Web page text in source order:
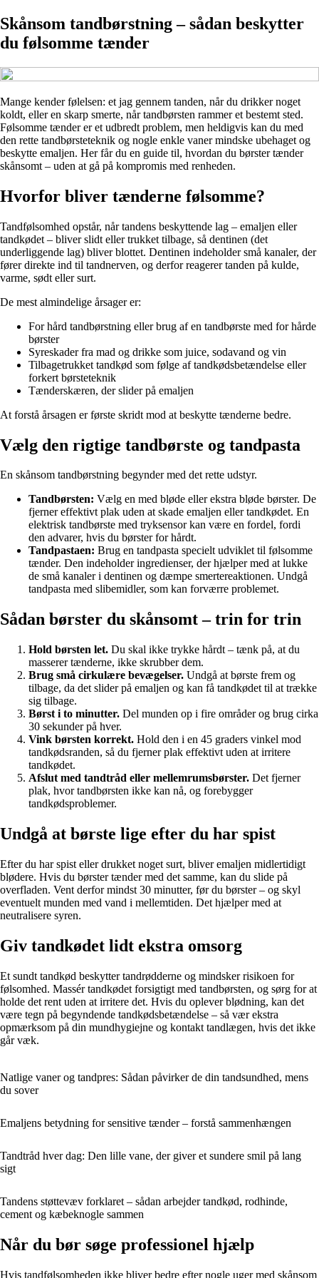
Skånsom tandbørstning – sådan beskytter
du følsomme tænder
Mange kender følelsen: et jag gennem tanden, når du drikker noget
koldt, eller en skarp smerte, når tandbørsten rammer et bestemt sted.
Følsomme tænder er et udbredt problem, men heldigvis kan du med
den rette tandbørsteteknik og nogle enkle vaner mindske ubehaget og
beskytte emaljen. Her får du en guide til, hvordan du børster tænder
skånsomt – uden at gå på kompromis med renheden.
Hvorfor bliver tænderne følsomme?
Tandfølsomhed opstår, når tandens beskyttende lag – emaljen eller
tandkødet – bliver slidt eller trukket tilbage, så dentinen (det
underliggende lag) bliver blottet. Dentinen indeholder små kanaler, der
fører direkte ind til tandnerven, og derfor reagerer tanden på kulde,
varme, sødt eller surt.
De mest almindelige årsager er:
For hård tandbørstning eller brug af en tandbørste med for hårde
børster
Syreskader fra mad og drikke som juice, sodavand og vin
Tilbagetrukket tandkød som følge af tandkødsbetændelse eller
forkert børsteteknik
Tænderskæren, der slider på emaljen
At forstå årsagen er første skridt mod at beskytte tænderne bedre.
Vælg den rigtige tandbørste og tandpasta
En skånsom tandbørstning begynder med det rette udstyr.
Tandbørsten: Vælg en med bløde eller ekstra bløde børster. De
fjerner effektivt plak uden at skade emaljen eller tandkødet. En
elektrisk tandbørste med tryksensor kan være en fordel, fordi
den advarer, hvis du børster for hårdt.
Tandpastaen: Brug en tandpasta specielt udviklet til følsomme
tænder. Den indeholder ingredienser, der hjælper med at lukke
de små kanaler i dentinen og dæmpe smertereaktionen. Undgå
tandpasta med slibemidler, som kan forværre problemet.
Sådan børster du skånsomt – trin for trin
Hold børsten let. Du skal ikke trykke hårdt – tænk på, at du
masserer tænderne, ikke skrubber dem.
Brug små cirkulære bevægelser. Undgå at børste frem og
tilbage, da det slider på emaljen og kan få tandkødet til at trække
sig tilbage.
Børst i to minutter. Del munden op i fire områder og brug cirka
30 sekunder på hver.
Vink børsten korrekt. Hold den i en 45 graders vinkel mod
tandkødsranden, så du fjerner plak effektivt uden at irritere
tandkødet.
Afslut med tandtråd eller mellemrumsbørster. Det fjerner
plak, hvor tandbørsten ikke kan nå, og forebygger
tandkødsproblemer.
Undgå at børste lige efter du har spist
Efter du har spist eller drukket noget surt, bliver emaljen midlertidigt
blødere. Hvis du børster tænder med det samme, kan du slide på
overfladen. Vent derfor mindst 30 minutter, før du børster – og skyl
eventuelt munden med vand i mellemtiden. Det hjælper med at
neutralisere syren.
Giv tandkødet lidt ekstra omsorg
Et sundt tandkød beskytter tandrødderne og mindsker risikoen for
følsomhed. Massér tandkødet forsigtigt med tandbørsten, og sørg for at
holde det rent uden at irritere det. Hvis du oplever blødning, kan det
være tegn på begyndende tandkødsbetændelse – så vær ekstra
opmærksom på din mundhygiejne og kontakt tandlægen, hvis det ikke
går væk.
Natlige vaner og tandpres: Sådan påvirker de din tandsundhed, mens
du sover
Emaljens betydning for sensitive tænder – forstå sammenhængen
Tandtråd hver dag: Den lille vane, der giver et sundere smil på lang
sigt
Tandens støttevæv forklaret – sådan arbejder tandkød, rodhinde,
cement og kæbeknogle sammen
Når du bør søge professionel hjælp
Hvis tandfølsomheden ikke bliver bedre efter nogle uger med skånsom